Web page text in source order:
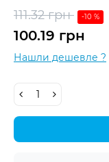
111.32 грн -10 %
100.19 грн
Нашли дешевле ?